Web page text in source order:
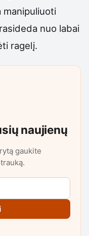
manipuliuoti
nuo labai
ragelį.
naujienų
gaukite